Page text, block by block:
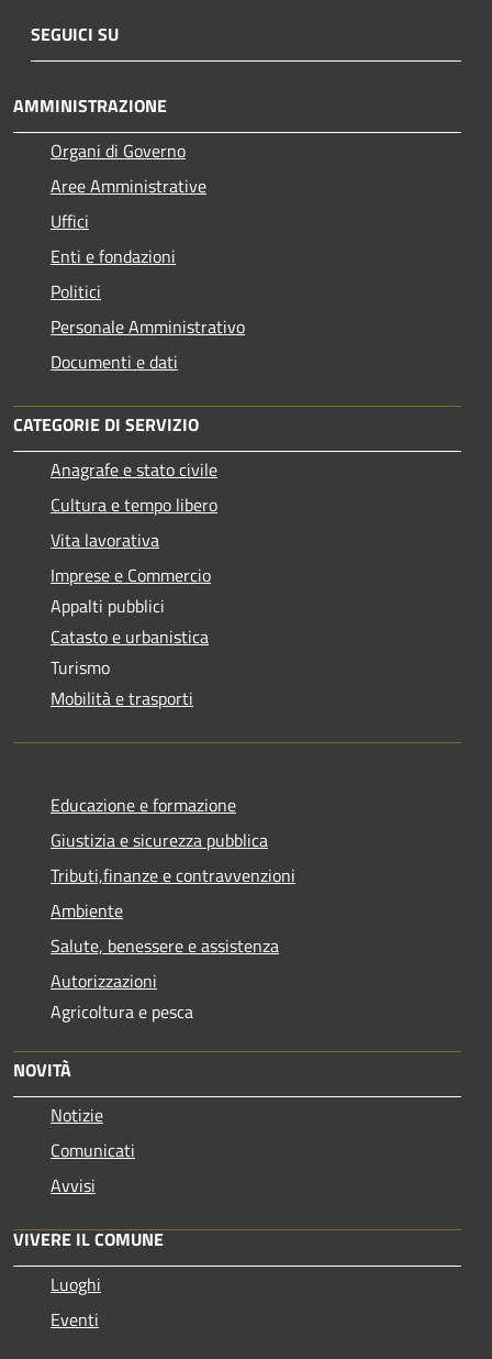
SEGUICI SU
AMMINISTRAZIONE
Organi di Governo
Aree Amministrative
Uffici
Enti e fondazioni
Politici
Personale Amministrativo
Documenti e dati
CATEGORIE DI SERVIZIO
Anagrafe e stato civile
Cultura e tempo libero
Vita lavorativa
Imprese e Commercio
Appalti pubblici
Catasto e urbanistica
Turismo
Mobilità e trasporti
Educazione e formazione
Giustizia e sicurezza pubblica
Tributi,finanze e contravvenzioni
Ambiente
Salute, benessere e assistenza
Autorizzazioni
Agricoltura e pesca
NOVITÀ
Notizie
Comunicati
Avvisi
VIVERE IL COMUNE
Luoghi
Eventi